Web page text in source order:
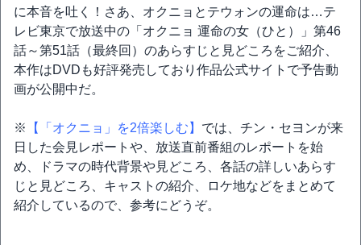
に本音を吐く！さあ、オクニョとテウォンの運命は…テ
レビ東京で放送中の「オクニョ 運命の女（ひと）」第46
話～第51話（最終回）のあらすじと見どころをご紹介、
本作はDVDも好評発売しており作品公式サイトで予告動
画が公開中だ。
※ 【「オクニョ」を2倍楽しむ】 では、チン・セヨンが来
日した会見レポートや、放送直前番組のレポートを始
め、ドラマの時代背景や見どころ、各話の詳しいあらす
じと見どころ、キャストの紹介、ロケ地などをまとめて
紹介しているので、参考にどうぞ。